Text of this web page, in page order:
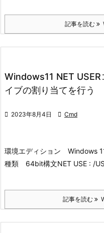
記事を読む
Windows11 NET USER
イブの割り当てを行う
 2023年8月4日  Cmd
環境エディション Windows
種類 64bit構文NET USE : /
記事を読む